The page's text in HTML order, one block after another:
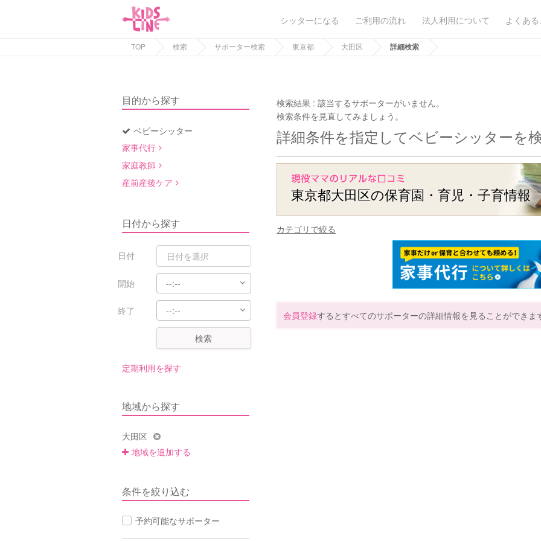
シッターになる ご利用の流れ 法人利用について よくあ
TOP 検索 サポーター検索 東京都 大田区 詳細検索
目的から探す
ベビーシッター
家事代行
家庭教師
産前産後ケア
日付から探す
日付
開始
終了
検索
定期利用を探す
地域から探す
大田区
地域を追加する
条件を絞り込む
予約可能なサポーター
検索結果 :該当するサポーターがいません。
検索条件を見直してみましょう。
詳細条件を指定してベビーシッターを
東京都大田区の保育園・育児・子育情報
カテゴリで絞る
会員登録するとすべてのサポーターの詳細情報を見ることができま